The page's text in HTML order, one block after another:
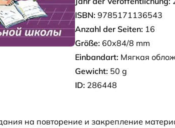
ISBN: 9785171136543
Anzahl der Seiten: 16
Größe: 60x84/8 mm
Einbandart: Мягкая
Gewicht: 50 g
ID: 286448
на повторение и закрепление